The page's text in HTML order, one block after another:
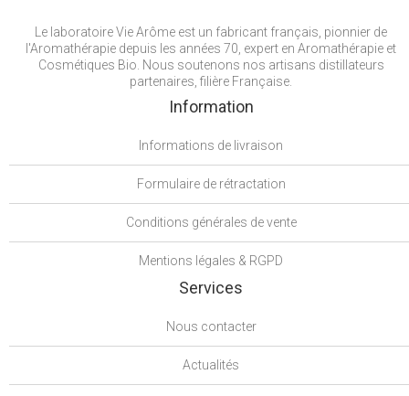
Le laboratoire Vie Arôme est un fabricant français, pionnier de
l'Aromathérapie depuis les années 70, expert en Aromathérapie et
Cosmétiques Bio. Nous soutenons nos artisans distillateurs
partenaires, filière Française.
Information
Informations de livraison
Formulaire de rétractation
Conditions générales de vente
Mentions légales & RGPD
Services
Nous contacter
Actualités